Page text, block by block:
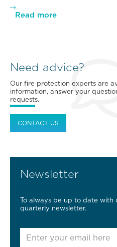

Read more
Need advice?
Our fire protection experts are
information, answer your
requests.
CONTACT US
Newsletter
To always be up to date with
quarterly newsletter.